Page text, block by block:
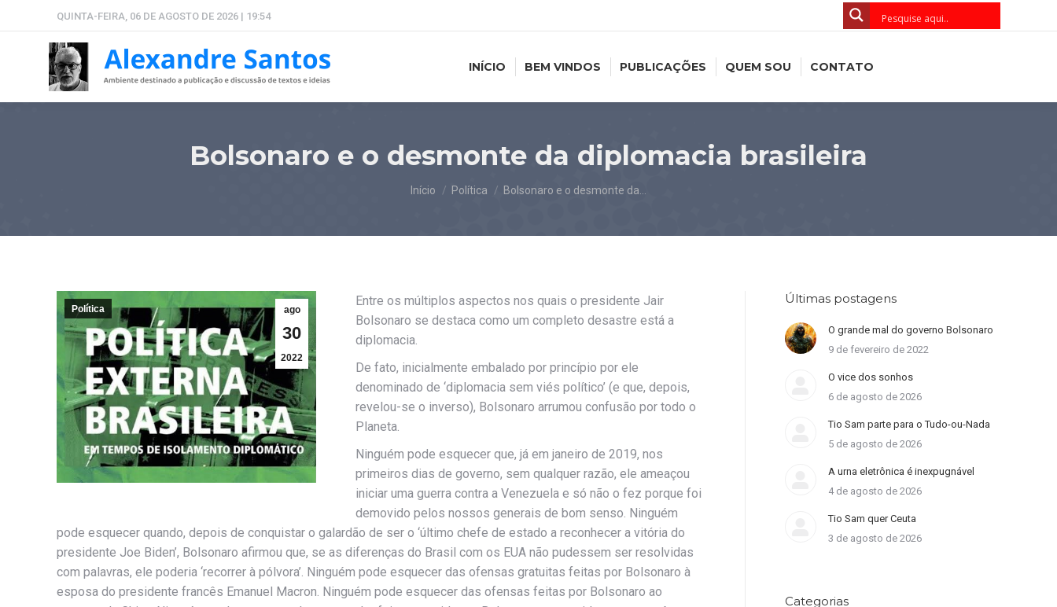
QUINTA-FEIRA, 06 DE AGOSTO DE 2026 | 19:54
INÍCIO BEM VINDOS PUBLICAÇÕES QUEM SOU CONTATO
Bolsonaro e o desmonte da diplomacia brasileira
Você está aqui:
Início Política Bolsonaro e o desmonte da…
ago
30
2022
Política
Entre os múltiplos aspectos nos quais o presidente Jair
Bolsonaro se destaca como um completo desastre está a
diplomacia.
De fato, inicialmente embalado por princípio por ele
denominado de ‘diplomacia sem viés político’ (e que, depois,
revelou-se o inverso), Bolsonaro arrumou confusão por todo o
Planeta.
Ninguém pode esquecer que, já em janeiro de 2019, nos
primeiros dias de governo, sem qualquer razão, ele ameaçou
iniciar uma guerra contra a Venezuela e só não o fez porque foi
demovido pelos nossos generais de bom senso. Ninguém
pode esquecer quando, depois de conquistar o galardão de ser o ‘último chefe de estado a reconhecer a vitória do
presidente Joe Biden’, Bolsonaro afirmou que, se as diferenças do Brasil com os EUA não pudessem ser resolvidas
com palavras, ele poderia ‘recorrer à pólvora’. Ninguém pode esquecer das ofensas gratuitas feitas por Bolsonaro à
esposa do presidente francês Emanuel Macron. Ninguém pode esquecer das ofensas feitas por Bolsonaro ao
Últimas postagens
O grande mal do governo Bolsonaro
9 de fevereiro de 2022
O vice dos sonhos
6 de agosto de 2026
Tio Sam parte para o Tudo-ou-Nada
5 de agosto de 2026
A urna eletrônica é inexpugnável
4 de agosto de 2026
Tio Sam quer Ceuta
3 de agosto de 2026
Categorias